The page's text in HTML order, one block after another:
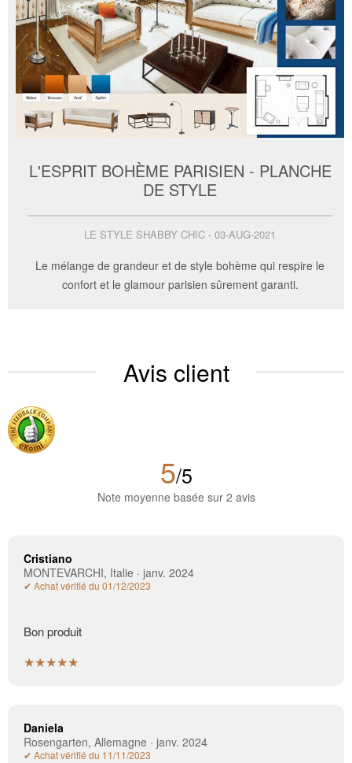
L'ESPRIT BOHÈME PARISIEN - PLANCHE
DE STYLE
LE STYLE SHABBY CHIC - 03-AUG-2021
Le mélange de grandeur et de style bohème qui respire le
confort et le glamour parisien sûrement garanti.
Avis client
5/5
Note moyenne basée sur 2 avis
Cristiano
MONTEVARCHI, Italie · janv. 2024
✔ Achat vérifié du 01/12/2023
Bon produit
★★★★★
Daniela
Rosengarten, Allemagne · janv. 2024
✔ Achat vérifié du 11/11/2023